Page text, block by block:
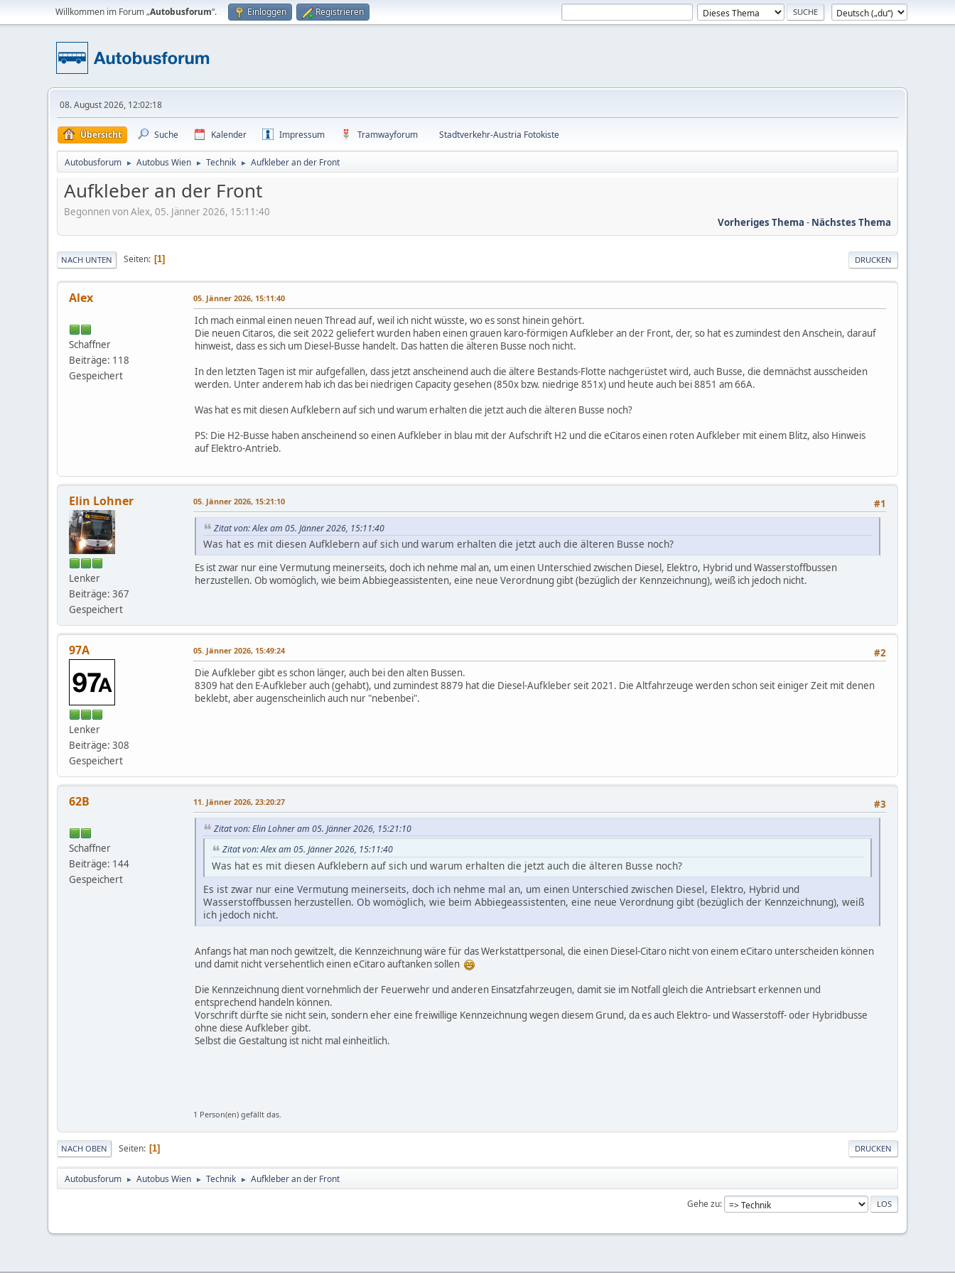
Willkommen im Forum „Autobusforum“. Einloggen Registrieren
08. August 2026, 12:02:18
Übersicht Suche Kalender Impressum Tramwayforum Stadtverkehr-Austria Fotokiste
Autobusforum ► Autobus Wien ► Technik ► Aufkleber an der Front
Aufkleber an der Front
Begonnen von Alex, 05. Jänner 2026, 15:11:40
Vorheriges Thema - Nächstes Thema
DRUCKEN
NACH UNTEN Seiten 1
Alex
Schaffner
Beiträge: 118
Gespeichert
05. Jänner 2026, 15:11:40
Ich mach einmal einen neuen Thread auf, weil ich nicht wüsste, wo es sonst hinein gehört.
Die neuen Citaros, die seit 2022 geliefert wurden haben einen grauen karo-förmigen Aufkleber an der Front, der, so hat es zumindest den Anschein, darauf
hinweist, dass es sich um Diesel-Busse handelt. Das hatten die älteren Busse noch nicht.
In den letzten Tagen ist mir aufgefallen, dass jetzt anscheinend auch die ältere Bestands-Flotte nachgerüstet wird, auch Busse, die demnächst ausscheiden
werden. Unter anderem hab ich das bei niedrigen Capacity gesehen (850x bzw. niedrige 851x) und heute auch bei 8851 am 66A.
Was hat es mit diesen Aufklebern auf sich und warum erhalten die jetzt auch die älteren Busse noch?
PS: Die H2-Busse haben anscheinend so einen Aufkleber in blau mit der Aufschrift H2 und die eCitaros einen roten Aufkleber mit einem Blitz, also Hinweis
auf Elektro-Antrieb.
Elin Lohner
Lenker
Beiträge: 367
Gespeichert
#1
05. Jänner 2026, 15:21:10
Zitat von: Alex am 05. Jänner 2026, 15:11:40
Was hat es mit diesen Aufklebern auf sich und warum erhalten die jetzt auch die älteren Busse noch?
Es ist zwar nur eine Vermutung meinerseits, doch ich nehme mal an, um einen Unterschied zwischen Diesel, Elektro, Hybrid und Wasserstoffbussen
herzustellen. Ob womöglich, wie beim Abbiegeassistenten, eine neue Verordnung gibt (bezüglich der Kennzeichnung), weiß ich jedoch nicht.
97A
Lenker
Beiträge: 308
Gespeichert
#2
05. Jänner 2026, 15:49:24
Die Aufkleber gibt es schon länger, auch bei den alten Bussen.
8309 hat den E-Aufkleber auch (gehabt), und zumindest 8879 hat die Diesel-Aufkleber seit 2021. Die Altfahrzeuge werden schon seit einiger Zeit mit denen
beklebt, aber augenscheinlich auch nur "nebenbei".
62B
Schaffner
Beiträge: 144
Gespeichert
#3
11. Jänner 2026, 23:20:27
Zitat von: Elin Lohner am 05. Jänner 2026, 15:21:10
Zitat von: Alex am 05. Jänner 2026, 15:11:40
Was hat es mit diesen Aufklebern auf sich und warum erhalten die jetzt auch die älteren Busse noch?
Es ist zwar nur eine Vermutung meinerseits, doch ich nehme mal an, um einen Unterschied zwischen Diesel, Elektro, Hybrid und
Wasserstoffbussen herzustellen. Ob womöglich, wie beim Abbiegeassistenten, eine neue Verordnung gibt (bezüglich der Kennzeichnung), weiß
ich jedoch nicht.
Anfangs hat man noch gewitzelt, die Kennzeichnung wäre für das Werkstattpersonal, die einen Diesel-Citaro nicht von einem eCitaro unterscheiden können
und damit nicht versehentlich einen eCitaro auftanken sollen
Die Kennzeichnung dient vornehmlich der Feuerwehr und anderen Einsatzfahrzeugen, damit sie im Notfall gleich die Antriebsart erkennen und
entsprechend handeln können.
Vorschrift dürfte sie nicht sein, sondern eher eine freiwillige Kennzeichnung wegen diesem Grund, da es auch Elektro- und Wasserstoff- oder Hybridbusse
ohne diese Aufkleber gibt.
Selbst die Gestaltung ist nicht mal einheitlich.
1 Person(en) gefällt das.
DRUCKEN
NACH OBEN Seiten 1
Autobusforum ► Autobus Wien ► Technik ► Aufkleber an der Front
Gehe zu